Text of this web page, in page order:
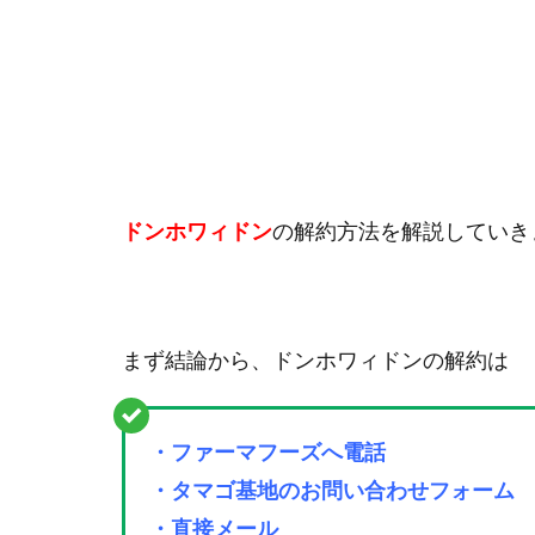
ドンホワィドンの解約方法を解説してい
まず結論から、ドンホワィドンの解約は
・ファーマフーズへ電話
・タマゴ基地のお問い合わせフォーム
・直接メール